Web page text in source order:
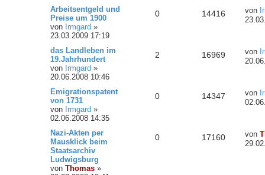
Arbeitsentgeld und
Preise um 1900
von Irmgard »
23.03.2009 17:19
0 14416 von
das Landleben im
19.Jahrhundert
von Irmgard »
20.06.2008 10:46
2 16969 von
Emigrationspatent
von 1731
von Irmgard »
02.06.2008 14:35
0 14347 von
Nazi-Akten per
Mausklick beim
Staatsarchiv
Ludwigsburg
von Thomas »
0 17160 von